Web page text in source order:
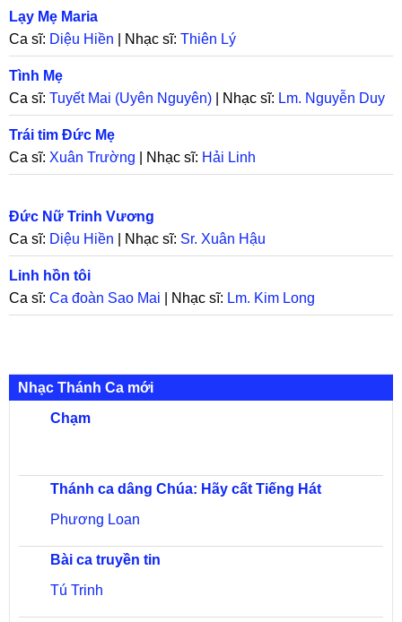
Lạy Mẹ Maria
Ca sĩ: Diệu Hiền | Nhạc sĩ: Thiên Lý
Tình Mẹ
Ca sĩ: Tuyết Mai (Uyên Nguyên) | Nhạc sĩ: Lm. Nguyễn Duy
Trái tim Đức Mẹ
Ca sĩ: Xuân Trường | Nhạc sĩ: Hải Linh
Đức Nữ Trinh Vương
Ca sĩ: Diệu Hiền | Nhạc sĩ: Sr. Xuân Hậu
Linh hồn tôi
Ca sĩ: Ca đoàn Sao Mai | Nhạc sĩ: Lm. Kim Long
Nhạc Thánh Ca mới
Chạm
Thánh ca dâng Chúa: Hãy cất Tiếng Hát
Phương Loan
Bài ca truyền tin
Tú Trinh